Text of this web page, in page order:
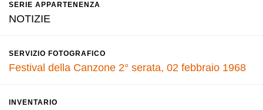
SERIE APPARTENENZA
NOTIZIE
SERVIZIO FOTOGRAFICO
Festival della Canzone 2° serata, 02 febbraio 1968
INVENTARIO